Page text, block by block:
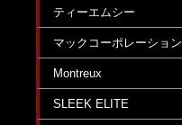
ティーエムシー
マックコーポレーション
Montreux
SLEEK ELITE